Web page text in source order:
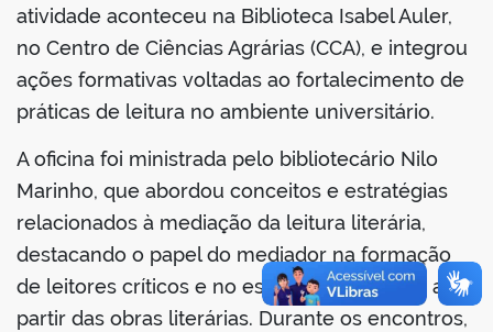
atividade aconteceu na Biblioteca Isabel Auler,
no Centro de Ciências Agrárias (CCA), e integrou
ações formativas voltadas ao fortalecimento de
práticas de leitura no ambiente universitário.
A oficina foi ministrada pelo bibliotecário Nilo
Marinho, que abordou conceitos e estratégias
relacionados à mediação da leitura literária,
destacando o papel do mediador na formação
de leitores críticos e no estímulo ao diálogo a
partir das obras literárias. Durante os encontros,